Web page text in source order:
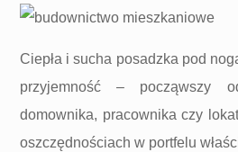
Ciepła i sucha posadzka pod
przyjemność – począwszy
domownika, pracownika czy
oszczędnościach w portfelu